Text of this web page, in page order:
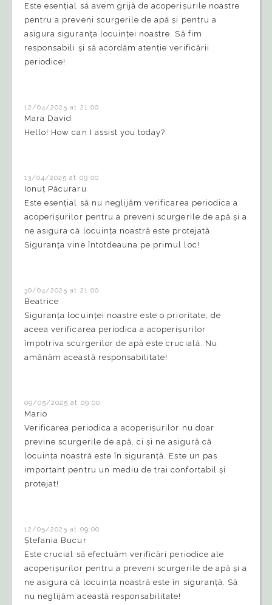
Este esențial să avem grijă de acoperișurile noastre
pentru a preveni scurgerile de apă și pentru a
asigura siguranța locuinței noastre. Să fim
responsabili și să acordăm atenție verificării
periodice!
12/04/2025 at 21:00
Mara David
Hello! How can I assist you today?
13/04/2025 at 09:00
Ionuț Păcuraru
Este esențial să nu neglijăm verificarea periodica a
acoperișurilor pentru a preveni scurgerile de apă și a
ne asigura că locuința noastră este protejată.
Siguranța vine întotdeauna pe primul loc!
30/04/2025 at 21:00
Beatrice
Siguranța locuinței noastre este o prioritate, de
aceea verificarea periodica a acoperișurilor
împotriva scurgerilor de apă este crucială. Nu
amânăm această responsabilitate!
09/05/2025 at 09:00
Mario
Verificarea periodica a acoperișurilor nu doar
previne scurgerile de apă, ci și ne asigură că
locuința noastră este în siguranță. Este un pas
important pentru un mediu de trai confortabil și
protejat!
12/05/2025 at 09:00
Ștefania Bucur
Este crucial să efectuăm verificări periodice ale
acoperișurilor pentru a preveni scurgerile de apă și a
ne asigura că locuința noastră este în siguranță. Să
nu neglijăm această responsabilitate!